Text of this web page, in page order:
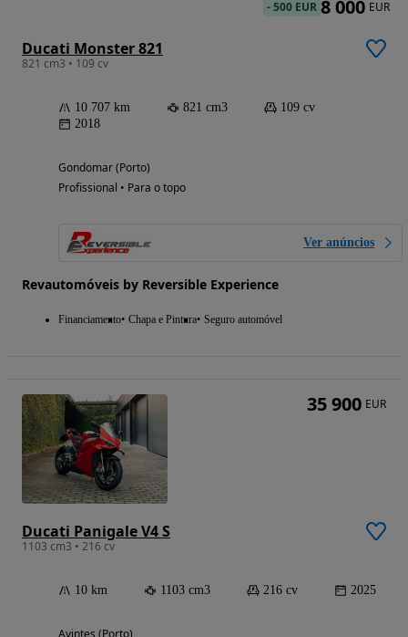
Ducati Monster 821
821 cm3 • 109 cv
10 707 km 821 cm3
109 cv
2018
Gondomar (Porto)
Profissional • Para o topo
Ver anúncios
Revautomóveis by Reversible Experience
Financiamento Chapa e Pintura Seguro automóvel
-500 EUR 8 000 EUR
Ducati Panigale V4 S
1103 cm3 • 216 cv
10 km 1103 cm3 216 cv 2025
Avintes (Porto)
35 900 EUR